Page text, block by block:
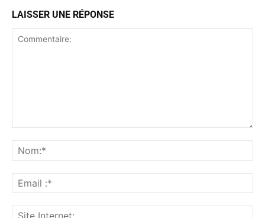
LAISSER UNE RÉPONSE